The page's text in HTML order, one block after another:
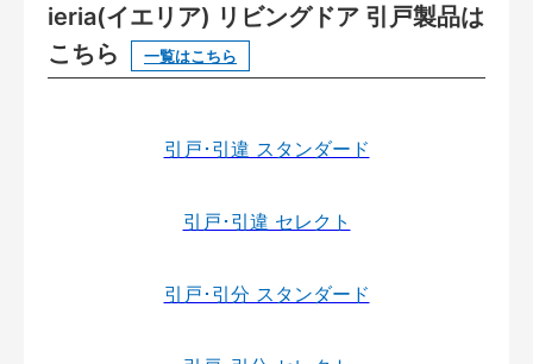
ieria(イエリア) リビングドア 引戸製品は
こちら
一覧はこちら
引戸･引違 スタンダード
引戸･引違 セレクト
引戸･引分 スタンダード